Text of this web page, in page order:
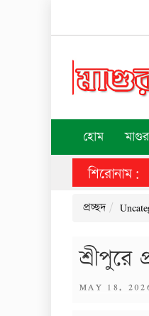
হোম
শিরোনাম:
প্রচ্ছদ
POSTED
MAY 18,